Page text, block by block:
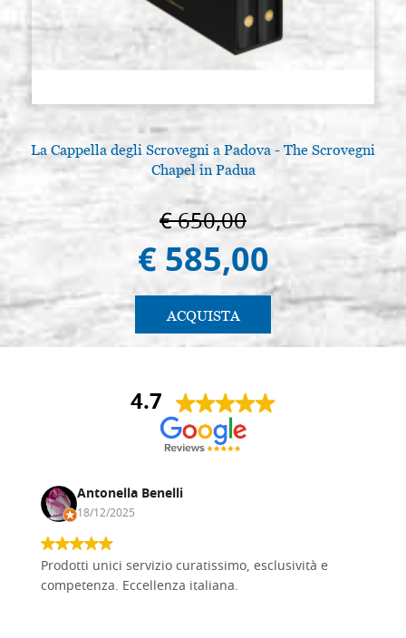
La Cappella degli Scrovegni a Padova - The Scrovegni
Chapel in Padua
€ 650,00
€ 585,00
ACQUISTA
4.7
Antonella Benelli
18/12/2025
Prodotti unici servizio curatissimo, esclusività e
competenza. Eccellenza italiana.